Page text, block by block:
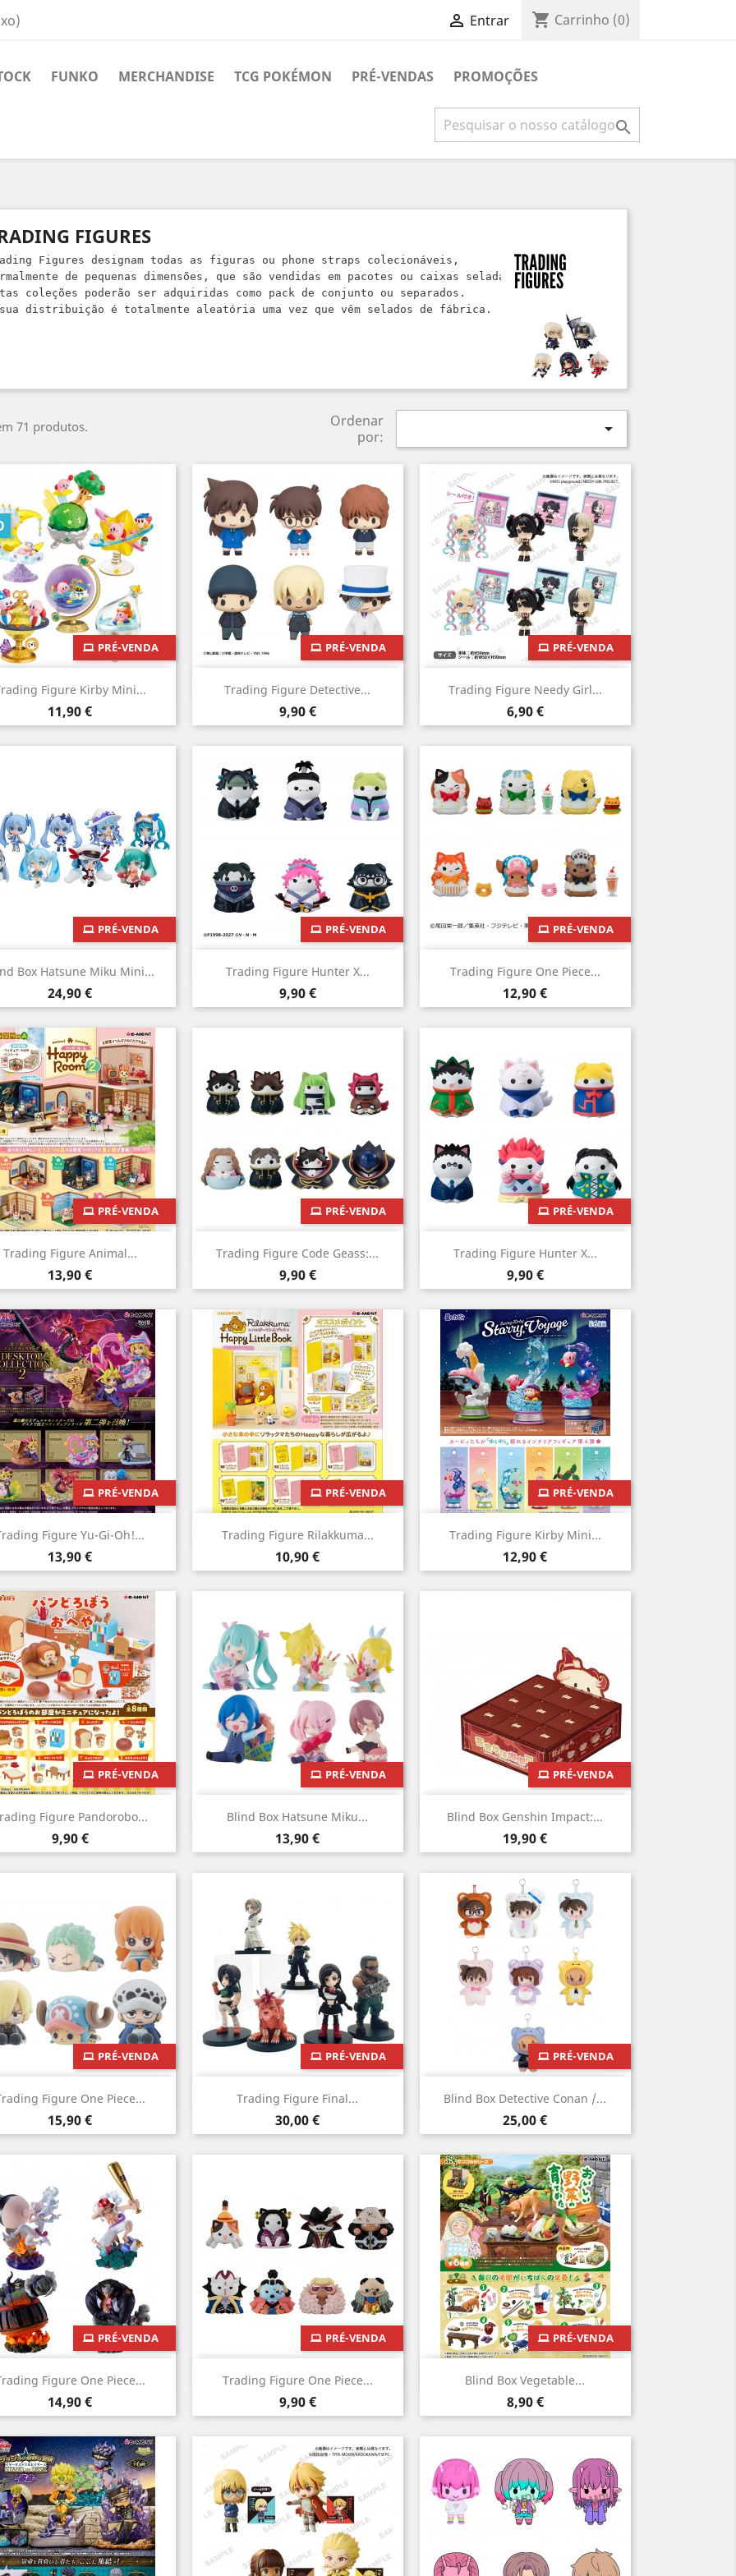
 Entrar shopping_cart Carrinho (0)
FUNKO MERCHANDISE TCG POKÉMON PRÉ-VENDAS PROMOÇÕES

FIGURES
Figures designam todas as figuras ou phone straps colecionáveis,
de pequenas dimensões, que são vendidas em pacotes ou caixas seladas.
coleções poderão ser adquiridas como pack de conjunto ou separados.
distribuição é totalmente aleatória uma vez que vêm selados de fábrica.
71 produtos.
Ordenar
por:

Figure Kirby Mini...
Preço
11,90 €
PRÉ-VENDA
 Vista rápida Trading Figure Detective...
Preço
9,90 €
PRÉ-VENDA
 Vista rápida Trading Figure Needy Girl...
Preço
6,90 €
PRÉ-VENDA
 Vista rápida
Box Hatsune Miku Mini...
Preço
24,90 €
PRÉ-VENDA
 Vista rápida Trading Figure Hunter X...
Preço
9,90 €
PRÉ-VENDA
 Vista rápida Trading Figure One Piece...
Preço
12,90 €
PRÉ-VENDA
 Vista rápida
Trading Figure Animal...
Preço
13,90 €
PRÉ-VENDA
Vista rápida Trading Figure Code Geass:...
Preço
9,90 €
PRÉ-VENDA
Vista rápida Trading Figure Hunter X...
Preço
9,90 €
PRÉ-VENDA
 Vista rápida
Figure Yu-Gi-Oh!...
Preço
13,90 €
PRÉ-VENDA
 Vista rápida Trading Figure Rilakkuma...
Preço
10,90 €
PRÉ-VENDA
 Vista rápida Trading Figure Kirby Mini...
Preço
12,90 €
PRÉ-VENDA
 Vista rápida
Figure Pandorobo...
Preço
9,90 €
PRÉ-VENDA
Vista rápida Blind Box Hatsune Miku...
Preço
13,90 €
PRÉ-VENDA
Vista rápida Blind Box Genshin Impact:...
Preço
19,90 €
PRÉ-VENDA
Vista rápida
Figure One Piece...
Preço
15,90 €
PRÉ-VENDA
 Vista rápida Trading Figure Final...
Preço
30,00 €
PRÉ-VENDA
Vista rápida Blind Box Detective Conan /...
Preço
25,00 €
PRÉ-VENDA
 Vista rápida
Figure One Piece...
Preço
14,90 €
PRÉ-VENDA
 Vista rápida Trading Figure One Piece...
Preço
9,90 €
PRÉ-VENDA
 Vista rápida Blind Box Vegetable...
Preço
8,90 €
PRÉ-VENDA
 Vista rápida